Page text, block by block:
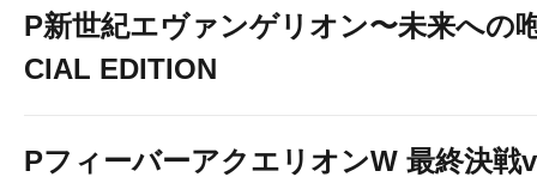
P新世紀エヴァンゲリオン〜未来への
CIAL EDITION
PフィーバーアクエリオンW 最終決戦